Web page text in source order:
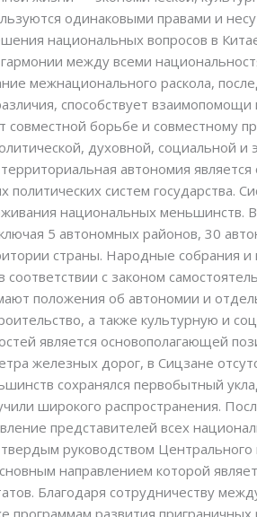
одинаковыми правами и
национальных вопросов в
между всеми
межнационального раскола,
способствует
совместной борьбе и совместному
духовной, социальной и
автономия
систем государства.
национальных меньшинств.
5 автономных районов, 30
страны. Народные собрания
с законом
положения об автономии и
а также культурную и
является основополагающей
железных дорог, в Сицзане
сохранялся первобытный
широкого распространения.
представителей всех
руководством
направлением которой
Благодаря сотрудничеству